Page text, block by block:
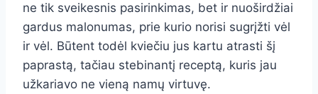
ne tik sveikesnis pasirinkimas, bet ir nuoširdžiai
gardus malonumas, prie kurio norisi sugrįžti vėl
ir vėl. Būtent todėl kviečiu jus kartu atrasti šį
paprastą, tačiau stebinantį receptą, kuris jau
užkariavo ne vieną namų virtuvę.